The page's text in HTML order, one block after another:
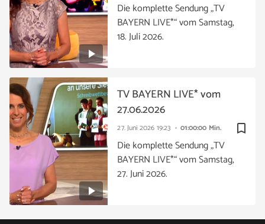
Die komplette Sendung „TV
BAYERN LIVE*“ vom Samstag,
18. Juli 2026.
bookmark_border
27. Juni 2026 19:23 01:00:00 Min.
TV BAYERN LIVE* vom
27.06.2026
Die komplette Sendung „TV
BAYERN LIVE*“ vom Samstag,
27. Juni 2026.